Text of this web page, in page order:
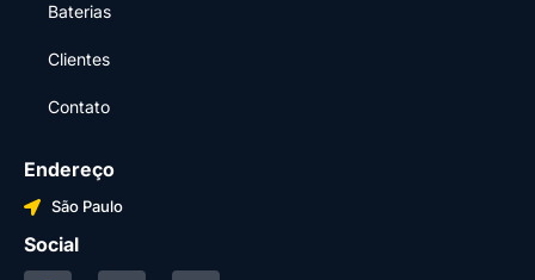
Baterias
Clientes
Contato
Endereço
São Paulo
Social